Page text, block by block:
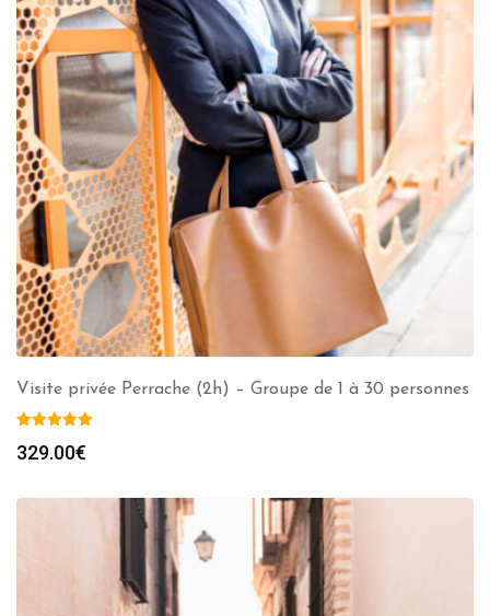
Visite privée Perrache (2h) – Groupe de 1 à 30 personnes
329.00€